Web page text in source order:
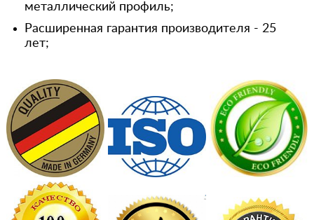
металлический профиль;
Расширенная гарантия производителя - 25
лет;